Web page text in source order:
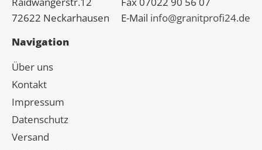
72622 Neckarhausen
E-Mail info@granitprofi24.de
Navigation
Über uns
Kontakt
Impressum
Datenschutz
Versand